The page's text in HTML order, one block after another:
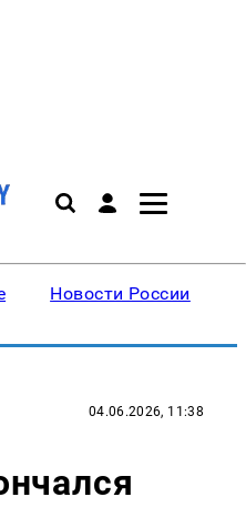
Новости России
04.06.2026, 11:38